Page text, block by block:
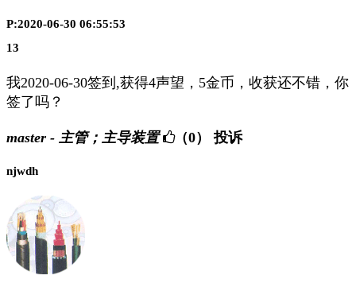
P:2020-06-30 06:55:53
13
我2020-06-30签到,获得4声望，5金币，收获还不错，你
签了吗？
master - 主管；主导装置 （0） 投诉
njwdh